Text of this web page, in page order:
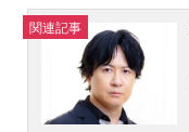
関連記事